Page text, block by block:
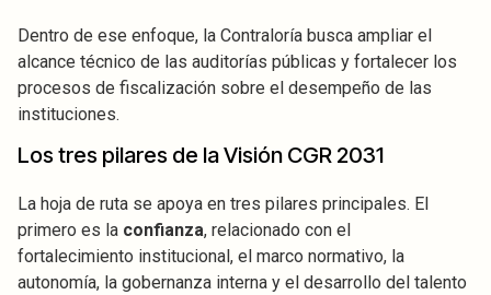
Dentro de ese enfoque, la Contraloría busca ampliar el
alcance técnico de las auditorías públicas y fortalecer los
procesos de fiscalización sobre el desempeño de las
instituciones.
Los tres pilares de la Visión CGR 2031
La hoja de ruta se apoya en tres pilares principales. El
primero es la confianza, relacionado con el
fortalecimiento institucional, el marco normativo, la
autonomía, la gobernanza interna y el desarrollo del talento